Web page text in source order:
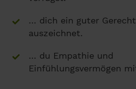
… dich ein guter
auszeichnet.
… du Empathie und
Einfühlungsvermögen